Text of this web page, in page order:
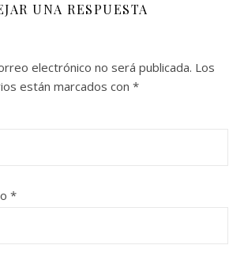
UNA RESPUESTA
electrónico no será publicada. Los
están marcados con *
*